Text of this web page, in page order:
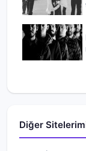
Diğer